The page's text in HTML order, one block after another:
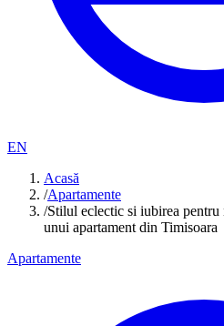
EN
Acasă
/Apartamente
/Stilul eclectic si iubirea pentru
unui apartament din Timisoara
Apartamente